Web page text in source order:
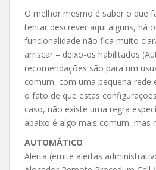
O melhor mesmo é saber o que
tentar descrever aqui alguns, há
funcionalidade não fica muito
arriscar – deixo-os habilitados
recomendações são para um
comum, com uma pequena rede
o fato de que estas
caso, não existe uma regra
abaixo é algo mais comum, mas
AUTOMÁTICO
Alerta (emite alertas